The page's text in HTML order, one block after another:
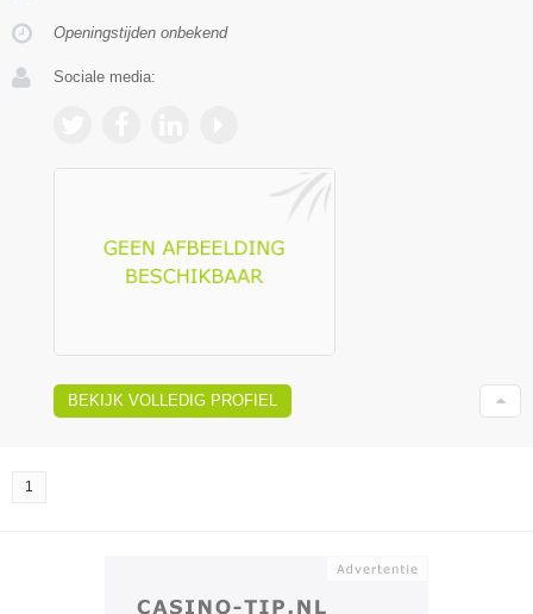
Openingstijden onbekend
Sociale media:
BEKIJK VOLLEDIG PROFIEL
1